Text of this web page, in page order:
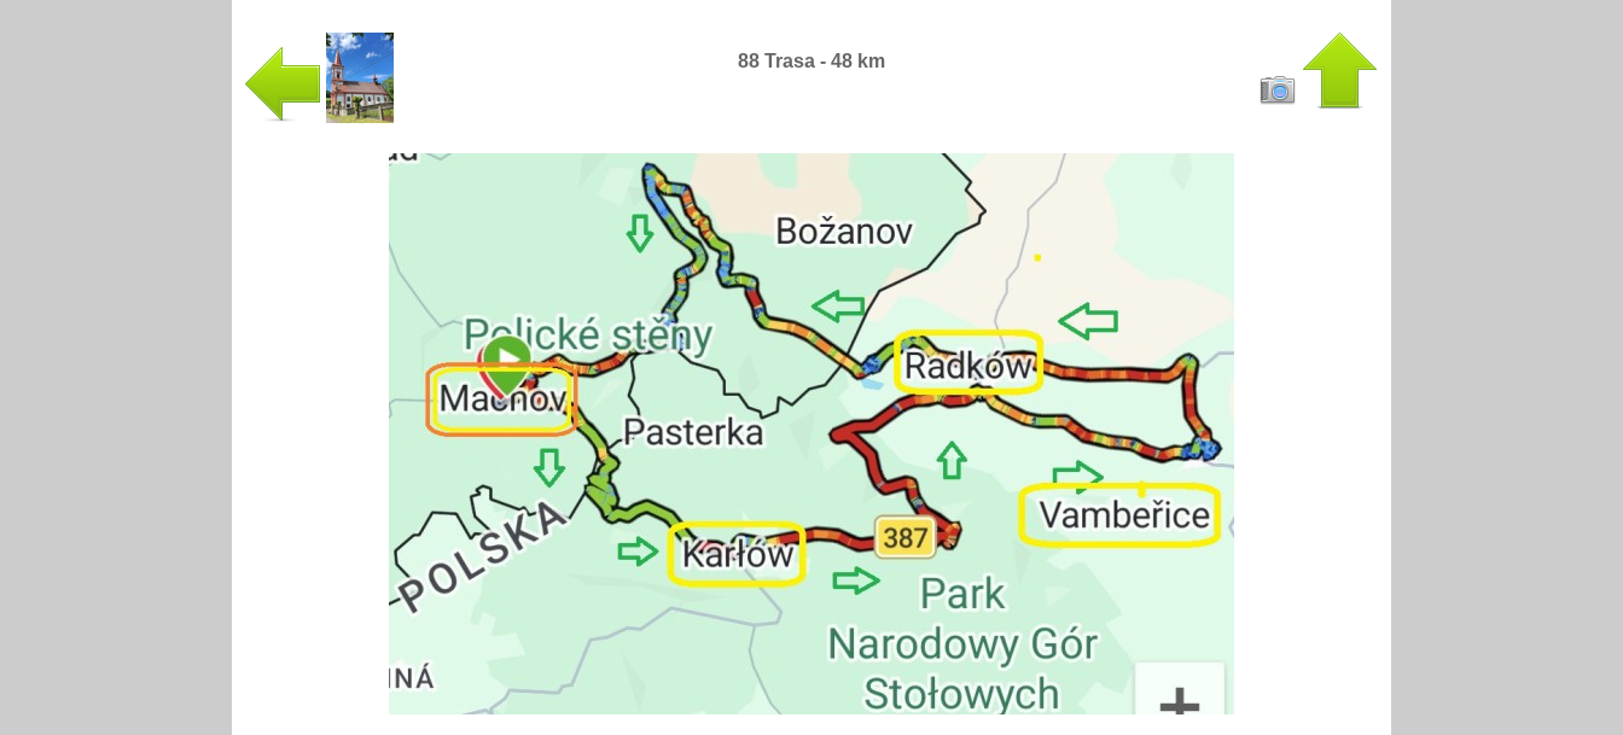
88 Trasa - 48 km